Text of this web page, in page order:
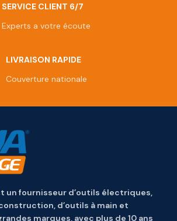
SERVICE CLIENT 6/7
Experts a votre écoute
LIVRAISON RAPIDE
Couverture nationale
un fournisseur d’outils électriques,
d’outils à main et
marques, avec plus de 10 ans